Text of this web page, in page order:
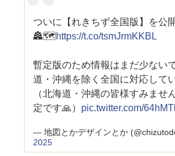
ついに【れきちず全国版】を公
🏯🗺️https://t.co/tsmJrmKKBL
暫定版のため情報はまだ少ない
道・沖縄を除く全国に対応して
（北海道・沖縄の皆様すみませ
定です🙏） pic.twitter.com/
— 地図とかデザインとか
2025